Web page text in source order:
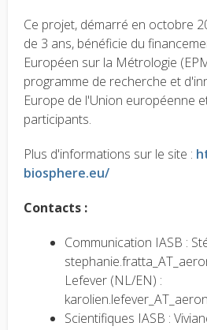
Ce projet, démarré en octobre
de 3 ans, bénéficie du
Européen sur la Métrologie
programme de recherche et
Europe de l'Union européenne
participants.
Plus d'informations sur le site :
biosphere.eu/
Contacts :
Communication IASB :
Lefever (NL/EN) :
Scientifiques IASB :